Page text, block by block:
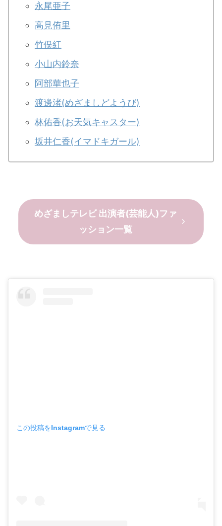
永尾亜子
高見侑里
竹俣紅
小山内鈴奈
阿部華也子
渡邊渚(めざましどようび)
林佑香(お天気キャスター)
坂井仁香(イマドキガール)
めざましテレビ 出演者(芸能人)ファ
ッション一覧
この投稿をInstagramで見る